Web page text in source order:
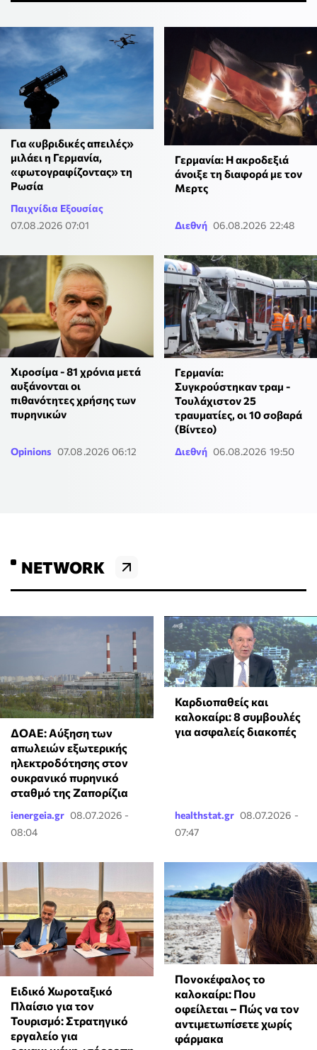
Για «υβριδικές απειλές»
μιλάει η Γερμανία,
«φωτογραφίζοντας» τη
Ρωσία
Παιχνίδια Εξουσίας
07.08.2026 07:01
Γερμανία: Η ακροδεξιά
άνοιξε τη διαφορά με τον
Μερτς
Διεθνή 06.08.2026 22:48
Χιροσίμα - 81 χρόνια μετά
αυξάνονται οι
πιθανότητες χρήσης των
πυρηνικών
Opinions 07.08.2026 06:12
Γερμανία:
Συγκρούστηκαν τραμ -
Τουλάχιστον 25
τραυματίες, οι 10 σοβαρά
(Βίντεο)
Διεθνή 06.08.2026 19:50
NETWORK
ΔΟΑΕ: Αύξηση των
απωλειών εξωτερικής
ηλεκτροδότησης στον
ουκρανικό πυρηνικό
σταθμό της Ζαπορίζια
ienergeia.gr 08.07.2026 -
08:04
Καρδιοπαθείς και
καλοκαίρι: 8 συμβουλές
για ασφαλείς διακοπές
healthstat.gr 08.07.2026 -
07:47
Ειδικό Χωροταξικό
Πλαίσιο για τον
Τουρισμό: Στρατηγικό
εργαλείο για
Πονοκέφαλος το
καλοκαίρι: Που
οφείλεται – Πώς να τον
αντιμετωπίσετε χωρίς
φάρμακα